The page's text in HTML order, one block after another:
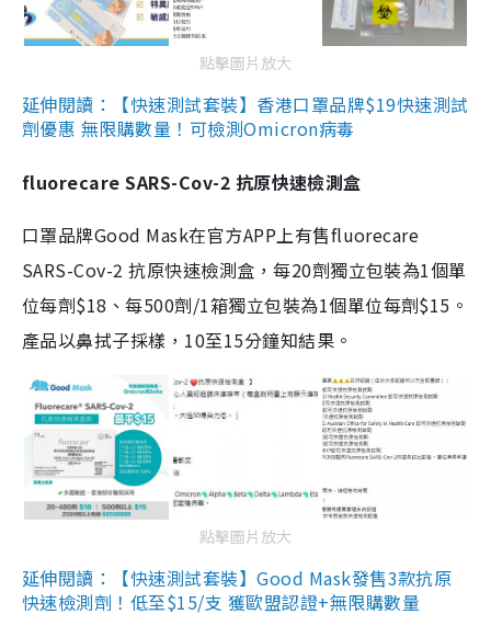
點擊圖片放大
延伸閱讀：【快速測試套裝】香港口罩品牌$19快速測試
劑優惠 無限購數量！可檢測Omicron病毒
fluorecare SARS-Cov-2 抗原快速檢測盒
口罩品牌Good Mask在官方APP上有售fluorecare
SARS-Cov-2 抗原快速檢測盒，每20劑獨立包裝為1個單
位每劑$18、每500劑/1箱獨立包裝為1個單位每劑$15。
產品以鼻拭子採樣，10至15分鐘知結果。
點擊圖片放大
延伸閱讀：【快速測試套裝】Good Mask發售3款抗原
快速檢測劑！低至$15/支 獲歐盟認證+無限購數量